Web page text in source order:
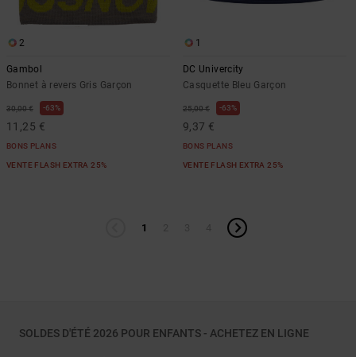
2
Gambol
Bonnet à revers Gris Garçon
30,00 € 63%
11,25 €
BONS PLANS
VENTE FLASH EXTRA 25%
1
DC Univercity
Casquette Bleu Garçon
25,00 € 63%
9,37 €
BONS PLANS
VENTE FLASH EXTRA 25%
1
SOLDES D'ÉTÉ 2026 POUR ENFANTS - ACHETEZ EN LIGNE